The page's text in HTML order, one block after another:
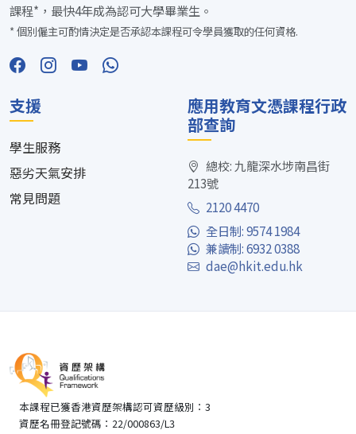
課程*，最快4年成為認可大學畢業生。
* 個別僱主可酌情決定是否承認本課程可令學員獲取的任何資格.
支援
學生服務
惡劣天氣安排
常見問題
應用教育文憑課程行政
部查詢
總校: 九龍深水埗南昌街
213號
2120 4470
全日制: 9574 1984
兼讀制: 6932 0388
dae@hkit.edu.hk
本課程已獲香港資歷架構認可資歷級別：3
資歷名冊登記號碼：22/000863/L3